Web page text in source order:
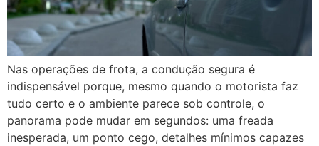
Nas operações de frota, a condução segura é
indispensável porque, mesmo quando o motorista faz
tudo certo e o ambiente parece sob controle, o
panorama pode mudar em segundos: uma freada
inesperada, um ponto cego, detalhes mínimos capazes